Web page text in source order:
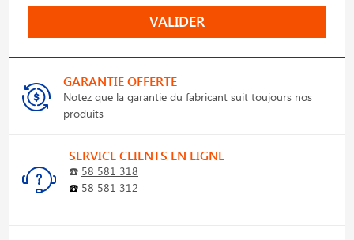
VALIDER
GARANTIE OFFERTE
Notez que la garantie du fabricant suit toujours nos
produits
SERVICE CLIENTS EN LIGNE
☎️ 58 581 318
☎️ 58 581 312